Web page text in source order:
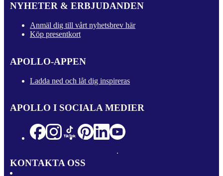
NYHETER & ERBJUDANDEN
Anmäl dig till vårt nyhetsbrev här
Köp presentkort
APOLLO-APPEN
Ladda ned och låt dig inspireras
APOLLO I SOCIALA MEDIER
KONTAKTA OSS